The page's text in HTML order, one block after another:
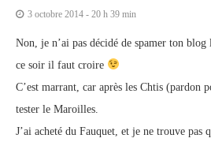
3 octobre 2014 - 20 h 39 min
Non, je n’ai pas décidé de spamer ton
ce soir il faut croire
C’est marrant, car après les Chtis (pardon
tester le Maroilles.
J’ai acheté du Fauquet, et je ne trouve